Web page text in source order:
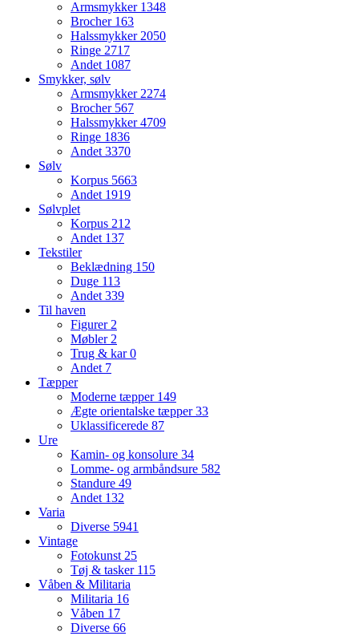
Armsmykker 1348
Brocher 163
Halssmykker2050
Ringe 2717
Andet 1087
Smykker, sølv
Armsmykker2274
Brocher 567
Halssmykker4709
Ringe 1836
Andet3370
Sølv
Korpus 5663
Andet 1919
Sølvplet
Korpus 212
Andet 137
Tekstiler
Beklædning 150
Duge 113
Andet339
Til haven
Figurer2
Møbler2
Trug & kar0
Andet 7
Tæpper
Moderne tæpper 149
Ægte orientalske tæpper33
Uklassificerede 87
Ure
Kamin- og konsolure 34
Lomme- og armbåndsure 582
Standure 49
Andet 132
Varia
Diverse 5941
Vintage
Fotokunst25
Tøj & tasker 115
Våben & Militaria
Militaria 16
Våben 17
Diverse 66